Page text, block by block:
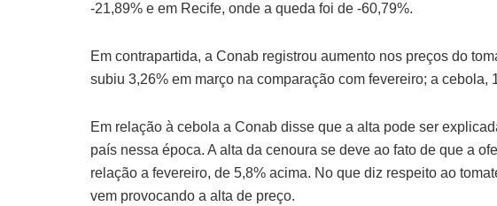
-21,89% e em Recife, onde a queda foi de -60,79%.
Em contrapartida, a Conab registrou aumento nos preços do
subiu 3,26% em março na comparação com fevereiro; a cebola,
Em relação à cebola a Conab disse que a alta pode ser
país nessa época. A alta da cenoura se deve ao fato de que a
relação a fevereiro, de 5,8% acima. No que diz respeito ao
vem provocando a alta de preço.